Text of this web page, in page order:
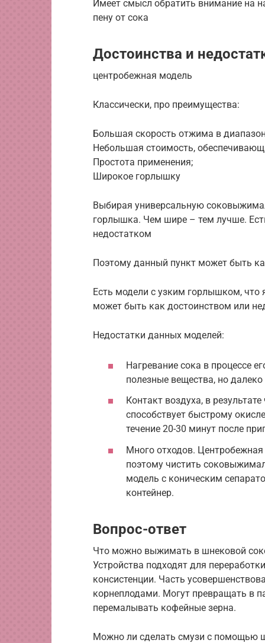
Имеет смысл обратить внимание на
пену от сока
Достоинства и
центробежная модель
Классически, про преимущества:
Большая скорость отжима в
Небольшая стоимость,
Простота применения;
Широкое горлышку
Выбирая универсальную
горлышка. Чем шире – тем лучше.
недостатком
Поэтому данный пункт может быть
Есть модели с узким горлышком, что
может быть как достоинством или
Недостатки данных моделей:
Нагревание сока в процессе
полезные вещества, но далеко
Контакт воздуха, в
способствует быстрому
течение 20-30 минут после
Много отходов.
поэтому чистить
модель с коническим
контейнер.
Вопрос-ответ
Что можно выжимать в шнековой
Устройства подходят для
консистенции. Часть
корнеплодами. Могут превращать в
перемалывать кофейные зерна.
Можно ли сделать смузи с помощью